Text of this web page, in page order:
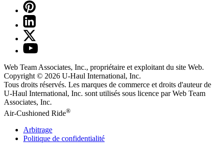
Web Team Associates, Inc., propriétaire et exploitant du site Web.
Copyright © 2026 U-Haul International, Inc.
Tous droits réservés. Les marques de commerce et droits d'auteur de
U-Haul International, Inc. sont utilisés sous licence par Web Team
Associates, Inc.
Air-Cushioned Ride®
Arbitrage
Politique de confidentialité